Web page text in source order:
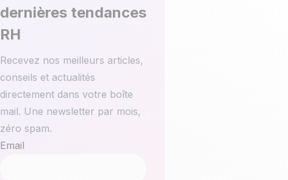
dernières tendances
RH
Recevez nos meilleurs articles,
conseils et actualités
directement dans votre boîte
mail. Une newsletter par mois,
zéro spam.
Email